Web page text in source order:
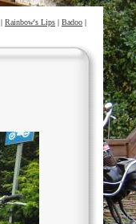
| Rainbow's Lips | Badoo |